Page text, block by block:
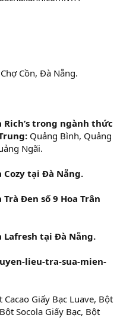
Cồn, Đà Nẵng.
trong ngành thức
Quảng Bình, Quảng
Ngãi.
Cozy tại Đà Nẵng.
Đen số 9 Hoa Trân
Lafresh tại Đà Nẵng.
Giấy Bạc Luave, Bột
Socola Giấy Bạc, Bột